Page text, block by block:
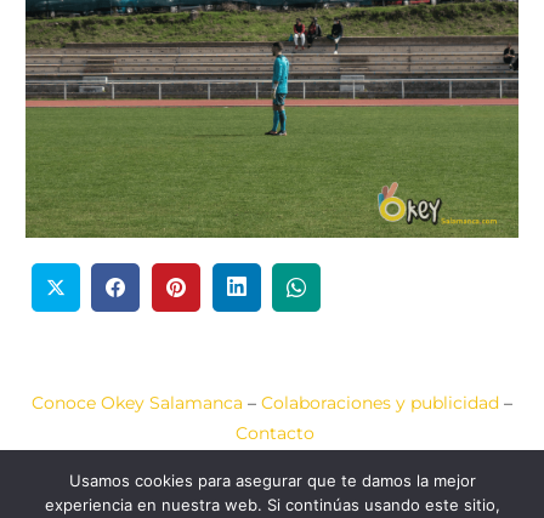
Conoce Okey Salamanca – Colaboraciones y publicidad –
Contacto
Aviso Legal –Política de Cookies–Política de Privacidad
Usamos cookies para asegurar que te damos la mejor
experiencia en nuestra web. Si continúas usando este sitio,